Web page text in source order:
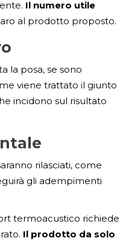
Il numero utile
al prodotto proposto.
la posa, se sono
viene trattato il giunto
incidono sul risultato
rilasciati, come
gli adempimenti
termoacustico richiede
Il prodotto da solo